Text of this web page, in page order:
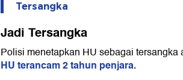
Tersangka
Jadi Tersangka
Polisi menetapkan HU sebagai tersangka
HU terancam 2 tahun penjara.